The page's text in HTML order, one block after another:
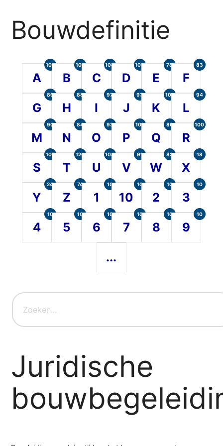
Bouwdefinitie
A
105
B
107
C
104
D
100
E
78
F
83
G
86
H
88
I
97
J
93
K
101
L
94
M
90
N
84
O
93
P
101
Q
80
R
100
S
107
T
120
U
104
V
91
W
82
X
18
Y
24
Z
74
1
10
10
10
2
10
3
10
4
10
5
10
6
10
7
10
8
10
9
10
...
Juridische